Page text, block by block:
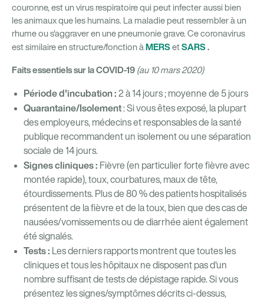
couronne, est un virus respiratoire qui peut infecter aussi bien
les animaux que les humains. La maladie peut ressembler à un
rhume ou s'aggraver en une pneumonie grave. Ce coronavirus
est similaire en structure/fonction à MERSetSARS.
Faits essentiels sur la COVID-19 (au 10 mars 2020)
Période d'incubation : 2 à 14 jours ; moyenne de 5 jours
Quarantaine/Isolement: Si vous êtes exposé, la plupart
des employeurs, médecins et responsables de la santé
publique recommandent un isolement ou une séparation
sociale de 14 jours.
Signes cliniques : Fièvre (en particulier forte fièvre avec
montée rapide), toux, courbatures, maux de tête,
étourdissements. Plus de 80 % des patients hospitalisés
présentent de la fièvre et de la toux, bien que des cas de
nausées/vomissements ou de diarrhée aient également
été signalés.
Tests : Les derniers rapports montrent que toutes les
cliniques et tous les hôpitaux ne disposent pas d'un
nombre suffisant de tests de dépistage rapide. Si vous
présentez les signes/symptômes décrits ci-dessus,